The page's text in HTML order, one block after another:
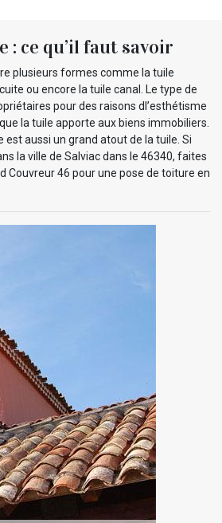
ce qu’il faut savoir
plusieurs formes comme la tuile
ou encore la tuile canal. Le type de
pour des raisons dl’esthétisme
la tuile apporte aux biens immobiliers.
aussi un grand atout de la tuile. Si
la ville de Salviac dans le 46340, faites
Couvreur 46 pour une pose de toiture en